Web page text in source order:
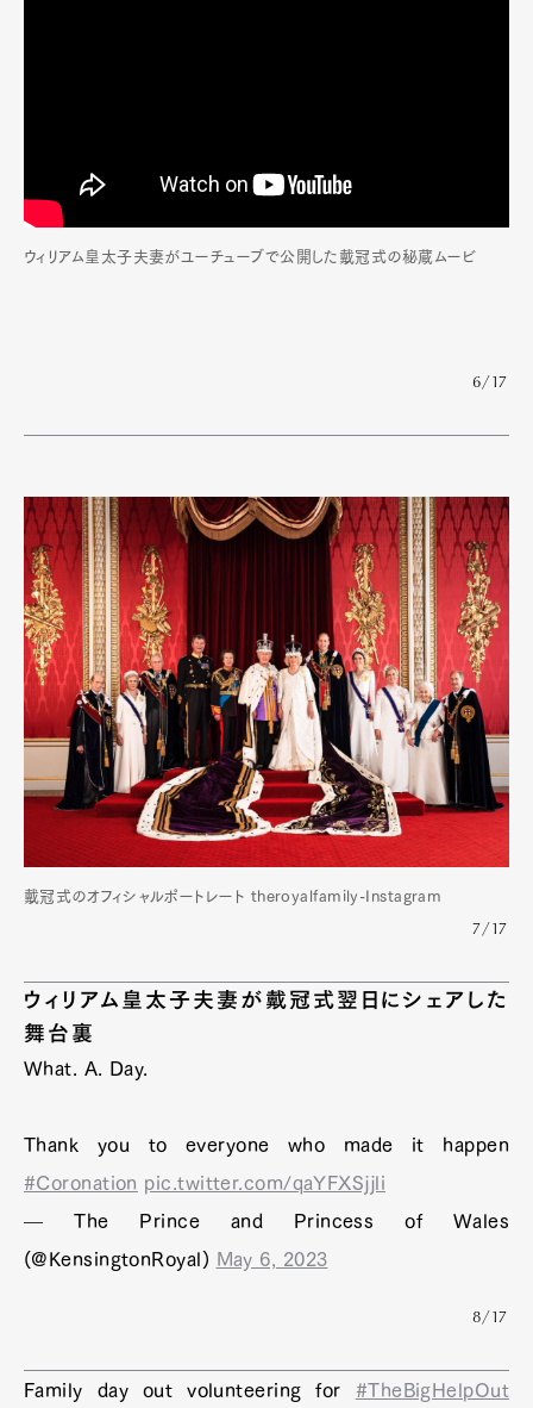
ウィリアム皇太子夫妻がユーチューブで公開した戴冠式の秘蔵ムービ
6/17
戴冠式のオフィシャルポートレート theroyalfamily-Instagram
7/17
ウィリアム皇太子夫妻が戴冠式翌日にシェアした
舞台裏
What. A. Day.
Thank you to everyone who made it happen
#Coronation pic.twitter.com/qaYFXSjjli
— The Prince and Princess of Wales
(@KensingtonRoyal) May 6, 2023
8/17
Family day out volunteering for #TheBigHelpOut